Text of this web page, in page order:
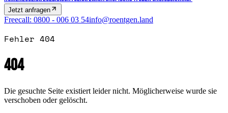
Jetzt anfragen
Freecall: 0800 - 006 03 54info@roentgen.land
Fehler 404
404
Die gesuchte Seite existiert leider nicht. Möglicherweise wurde sie
verschoben oder gelöscht.